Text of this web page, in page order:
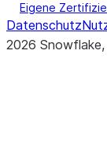
Eigene
Datenschutz
2026